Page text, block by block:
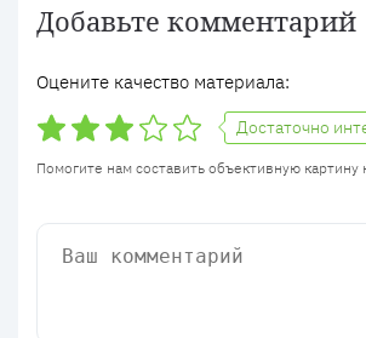
Добавьте комментарий
Оцените качество материала:
Достаточно
Помогите нам составить объективную картину